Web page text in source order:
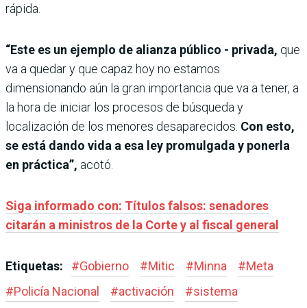
rápida.
“Este es un ejemplo de alianza público - privada, que
va a quedar y que capaz hoy no estamos
dimensionando aún la gran importancia que va a tener, a
la hora de iniciar los procesos de búsqueda y
localización de los menores desaparecidos. Con esto,
se está dando vida a esa ley promulgada y ponerla
en práctica”, acotó.
Siga informado con: Títulos falsos: senadores
citarán a ministros de la Corte y al fiscal general
Etiquetas: #Gobierno #Mitic #Minna #Meta
#Policía Nacional #activación #sistema